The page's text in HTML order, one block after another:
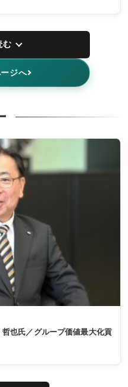
む
ジへ
也氏／グループ価値最大化貢